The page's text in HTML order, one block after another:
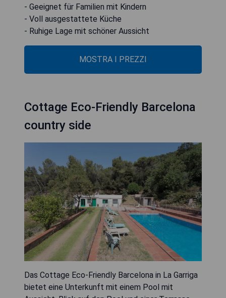
- Geeignet für Familien mit Kindern
- Voll ausgestattete Küche
- Ruhige Lage mit schöner Aussicht
MOSTRA I PREZZI
Cottage Eco-Friendly Barcelona
country side
Das Cottage Eco-Friendly Barcelona in La Garriga
bietet eine Unterkunft mit einem Pool mit